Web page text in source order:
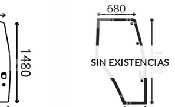
SIN EXISTENCIAS